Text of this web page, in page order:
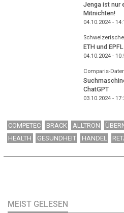
Jenga ist nur
Mitnichten!
04.10.2024 -
ETH und
04.10.2024 -
Comparis-
ChatGPT
03.10.2024 -
COMPETEC BRACK ALLTRON
HEALTH
GESUNDHEIT HANDEL
MEIST GELESEN